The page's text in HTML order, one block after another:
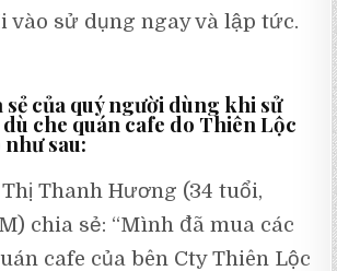
vào sử dụng ngay và lập tức.
sẻ của quý người dùng khi sử
che quán cafe do Thiên Lộc
sau:
Thanh Hương (34 tuổi,
chia sẻ: “Mình đã mua các
cafe của bên Cty Thiên Lộc